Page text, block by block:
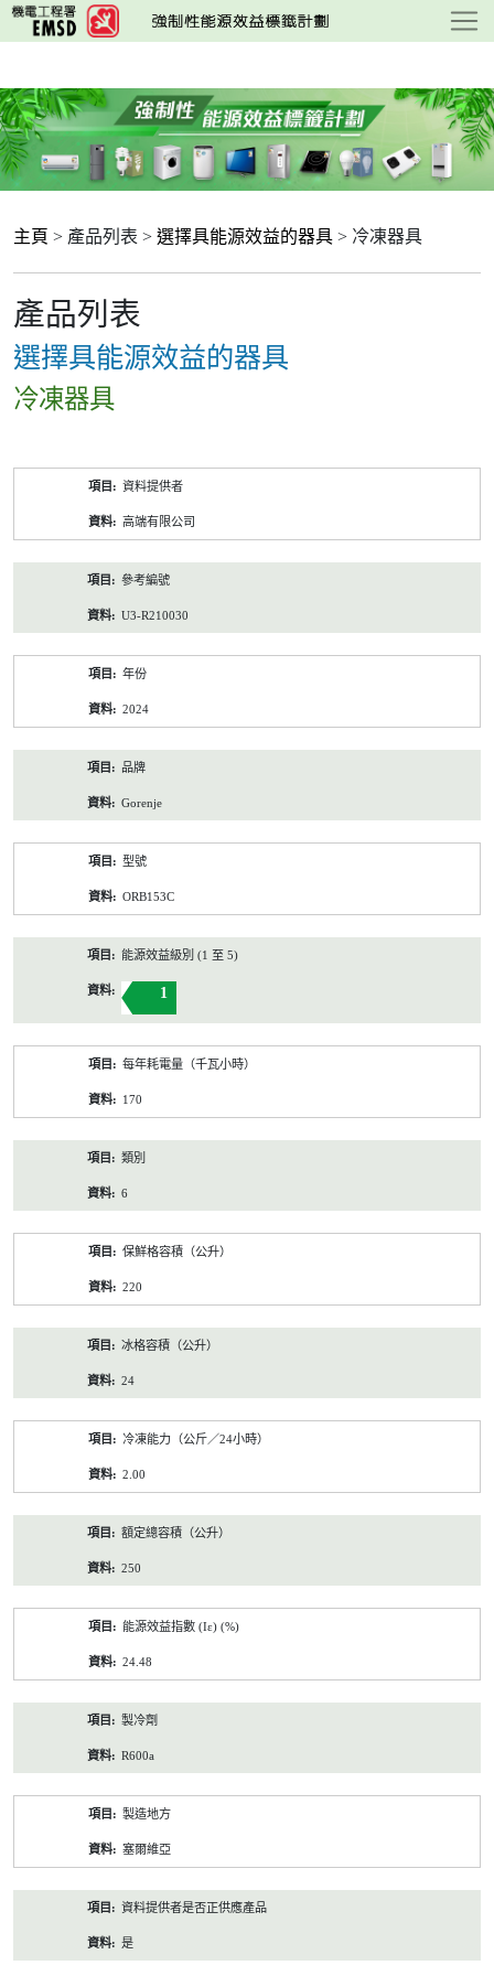
跳
至
要
內
容
主頁 > 產品列表 > 選擇具能源效益的器具 > 冷凍器具
產品列表
選擇具能源效益的器具
冷凍器具
資料提供者
高端有限公司
參考編號
U3-R210030
年份
2024
品牌
Gorenje
型號
ORB153C
能源效益級別 (1 至 5)
1
每年耗電量（千瓦小時）
170
類別
6
保鮮格容積（公升）
220
冰格容積（公升）
24
冷凍能力（公斤／24小時）
2.00
額定總容積（公升）
250
能源效益指數 (Iε) (%)
24.48
製冷劑
R600a
製造地方
塞爾維亞
資料提供者是否正供應產品
是